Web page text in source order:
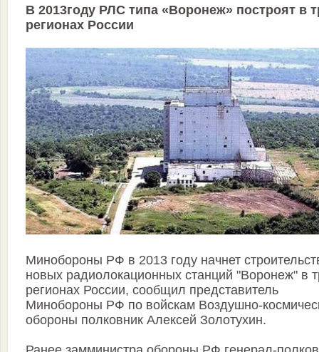
В 2013году РЛС типа «Воронеж» построят в
регионах России
Минобороны РФ в 2013 году начнет
новых радиолокационных станций "Воронеж" в
регионах России, сообщил представитель
Минобороны РФ по войскам Воздушно-
обороны полковник Алексей Золотухин.